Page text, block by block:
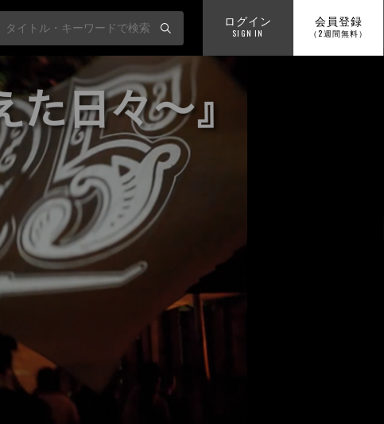
ログイン
SIGN IN
会員登録
（2週間無料）